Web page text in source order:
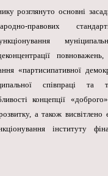
розглянуто основні
правових
повноважень,
«партисипативної
співпраці та
концепції
а також висвітлено
інституту